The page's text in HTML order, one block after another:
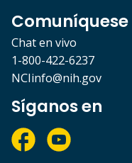
Comuníquese
Chat en vivo
1-800-422-6237
NCIinfo@nih.gov
Síganos en